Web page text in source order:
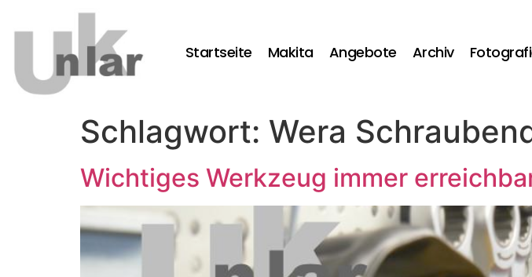
Startseite Makita Angebote Archiv
Schlagwort: Wera
Wichtiges Werkzeug immer